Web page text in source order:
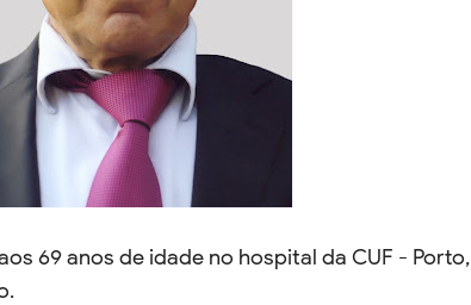
69 anos de idade no hospital da CUF - Porto,